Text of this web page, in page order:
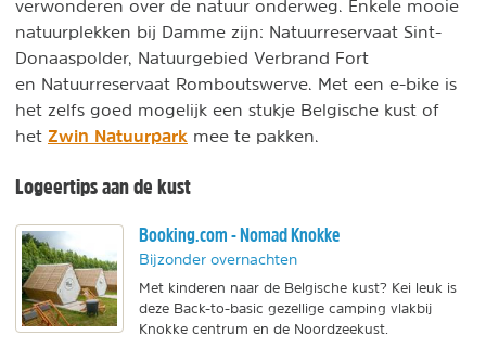
verwonderen over de natuur onderweg. Enkele mooie
natuurplekken bij Damme zijn: Natuurreservaat Sint-
Donaaspolder, Natuurgebied Verbrand Fort
en Natuurreservaat Romboutswerve. Met een e-bike is
het zelfs goed mogelijk een stukje Belgische kust of
het Zwin Natuurpark mee te pakken.
Logeertips aan de kust
Booking.com - Nomad Knokke
Bijzonder overnachten
Met kinderen naar de Belgische kust? Kei leuk is
deze Back-to-basic gezellige camping vlakbij
Knokke centrum en de Noordzeekust.